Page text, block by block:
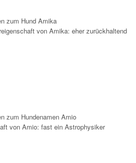
zum Hund Amika
von Amika: eher zurückhaltend
zum Hundenamen Amio
von Amio: fast ein Astrophysiker